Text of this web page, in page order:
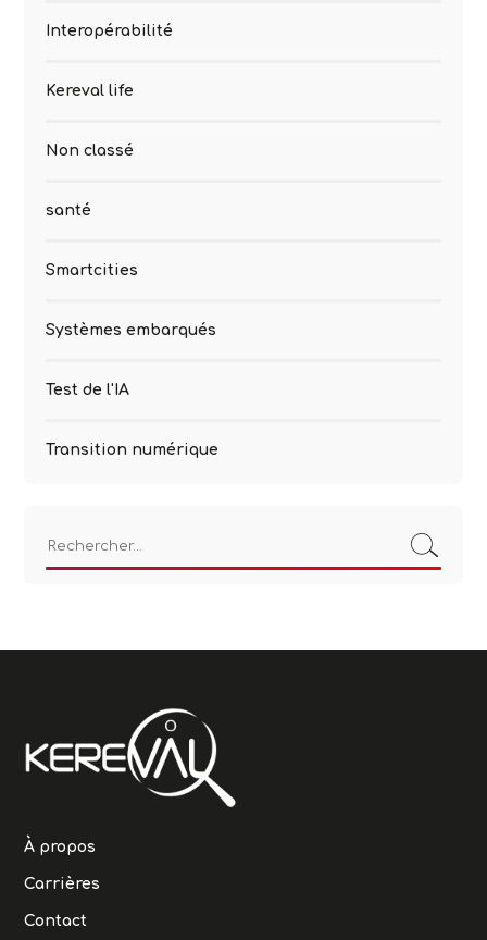
Interopérabilité
Kereval life
Non classé
santé
Smartcities
Systèmes embarqués
Test de l'IA
Transition numérique
Rechercher :
À propos
Carrières
Contact